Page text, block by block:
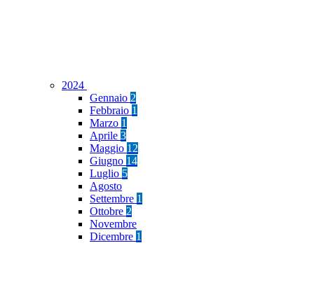
2024
Gennaio 2
Febbraio 1
Marzo 1
Aprile 3
Maggio 12
Giugno 14
Luglio 5
Agosto
Settembre 1
Ottobre 2
Novembre
Dicembre 1